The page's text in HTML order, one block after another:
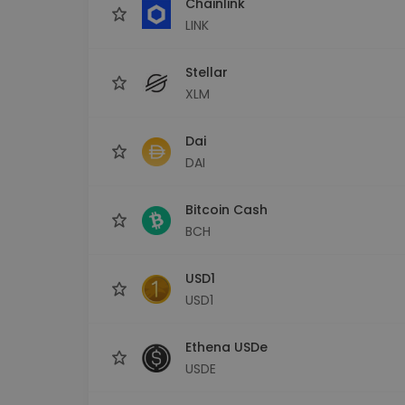
LINK
Stellar
XLM
Dai
DAI
Bitcoin Cash
BCH
USD1
USD1
Ethena USDe
USDE